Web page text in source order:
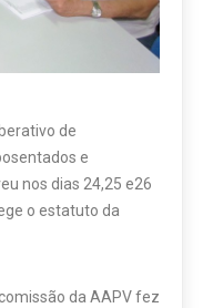
de
e
nos dias 24,25 e26
o estatuto da
da AAPV fez